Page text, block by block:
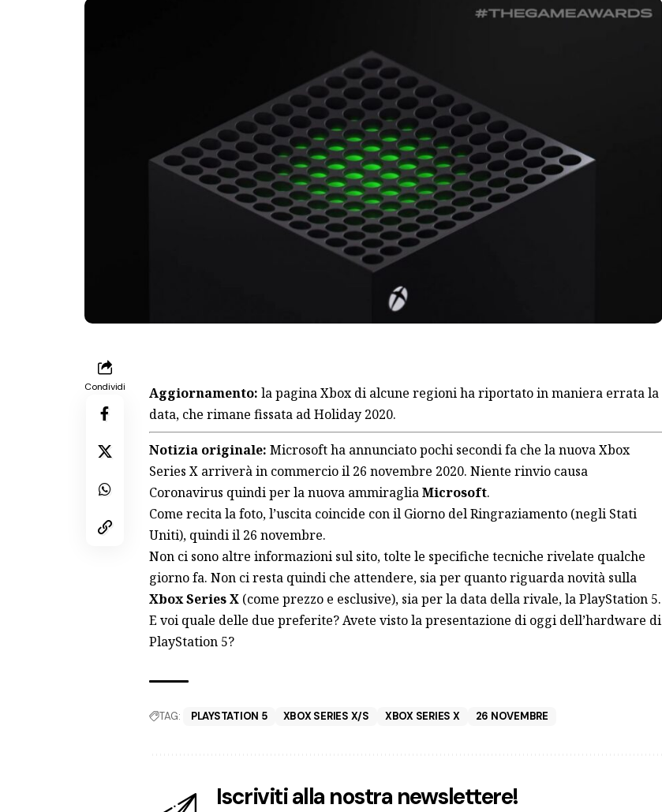
Condividi Aggiornamento: la pagina Xbox di alcune regioni ha riportato in maniera errata la
data, che rimane fissata ad Holiday 2020.
Notizia originale: Microsoft ha annunciato pochi secondi fa che la nuova Xbox
Series X arriverà in commercio il 26 novembre 2020. Niente rinvio causa
Coronavirus quindi per la nuova ammiragliaMicrosoft.
Come recita la foto, l’uscita coincide con il Giorno del Ringraziamento (negli Stati
Uniti), quindi il 26 novembre.
Non ci sono altre informazioni sul sito, tolte le specifiche tecniche rivelate qualche
giorno fa. Non ci resta quindi che attendere, sia per quanto riguarda novità sulla
Xbox Series X(come prezzo e esclusive), sia per la data della rivale, la PlayStation 5.
E voi quale delle due preferite? Avete visto la presentazione di oggi dell’hardware di
PlayStation 5?
TAG: PLAYSTATION 5 XBOX SERIES X/S XBOX SERIES X 26 NOVEMBRE
Iscriviti alla nostra newslettere!